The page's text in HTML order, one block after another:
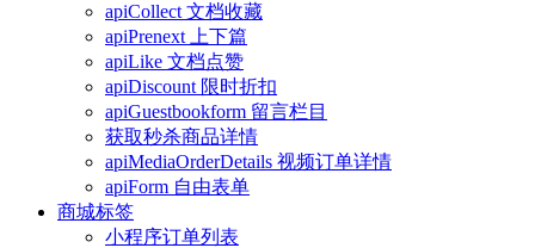
apiCollect 文档收藏
apiPrenext 上下篇
apiLike 文档点赞
apiDiscount 限时折扣
apiGuestbookform 留言栏目
获取秒杀商品详情
apiMediaOrderDetails 视频订单详情
apiForm 自由表单
商城标签
小程序订单列表